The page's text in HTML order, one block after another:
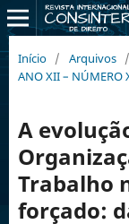
Início / Arquivos /
ANO XII – NÚMERO
A
Trabalho
forçado: